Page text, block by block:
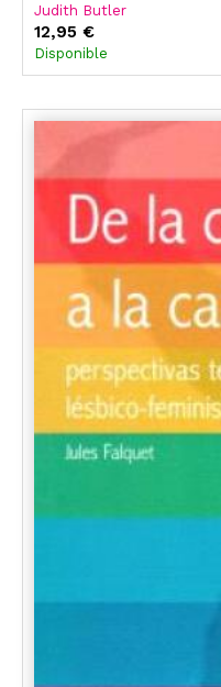
Judith Butler
12,95 €
Disponible